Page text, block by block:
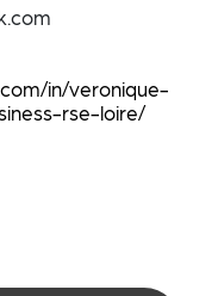
in/veronique-
rse-loire/